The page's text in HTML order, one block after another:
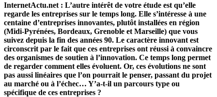
InternetActu.net : L’autre intérêt de votre étude est qu’elle
regarde les entreprises sur le temps long. Elle s’intéresse à une
centaine d’entreprises innovantes, plutôt installées en région
(Midi-Pyrénées, Bordeaux, Grenoble et Marseille) que vous
suivez depuis la fin des années 90. Le caractère innovant est
circonscrit par le fait que ces entreprises ont réussi à convaincre
des organismes de soutien à l’innovation. Ce temps long permet
de regarder comment elles évoluent. Or, ces évolutions ne sont
pas aussi linéaires que l’on pourrait le penser, passant du projet
au marché ou à l’échec… Y’a-t-il un parcours type ou
spécifique de ces entreprises ?